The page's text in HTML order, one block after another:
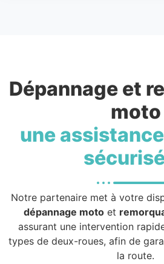
Dépannage et
moto
une
Notre partenaire met à votre
dépannage motoet
assurant une intervention
types de deux-roues, afin de
la route.